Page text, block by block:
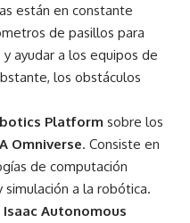
están en constante
de pasillos para
ayudar a los equipos de
los obstáculos
Platform sobre los
Omniverse. Consiste en
de computación
a la robótica.
Isaac Autonomous